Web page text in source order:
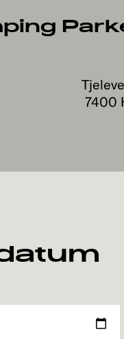
7400